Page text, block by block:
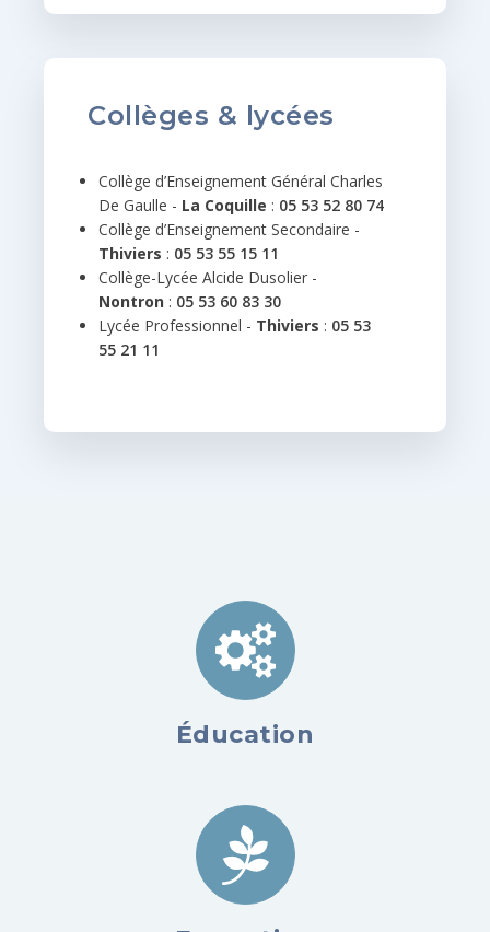
Collèges & lycées
Collège d’Enseignement Général Charles
De Gaulle - La Coquille : 05 53 52 80 74
Collège d’Enseignement Secondaire -
Thiviers : 05 53 55 15 11
Collège-Lycée Alcide Dusolier -
Nontron : 05 53 60 83 30
Lycée Professionnel - Thiviers : 05 53
55 21 11
Éducation